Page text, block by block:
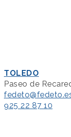
TOLEDO
Paseo de
925 22 87 10